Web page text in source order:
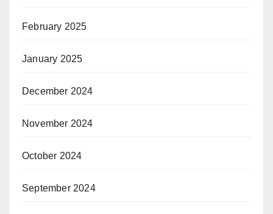
February 2025
January 2025
December 2024
November 2024
October 2024
September 2024